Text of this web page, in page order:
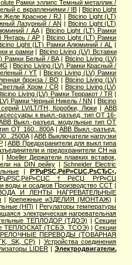
Рамки эллипс Темный металлик /
с вкраплениями / IB|Bticino Light
Желе Красное / RJ | Bticino Light (LT)
Лазурный / AN | Bticino Light (LT)
/ AA| Bticino Light (LT) Рамки
Янтарь / AP |Bticino Light (LT) Рамки
Light (LT) Рамки Алюминий / AL
|
и рамки| Bticino Living (LV) Вставки
Рамки Белый / BA| Bticino Living (LV)
|Bticino Living (LV) Рамки Красный /
/ YT |Bticino Living (LV) Рамки
бронза / BO | Bticino Living (LV)
Хром / CR| Bticino Living (LV)
Living (LV) Рамки Терракот / TR |
Рамки Черный Никель / NN |Bticino
LV/LT/TH, Коробки, Люки| ABB
к выкл.-разъед. тип OT 16-
Выкл.-разъед. модульные тип OT
OT 160...800A|ABB Выкл.-разъед.
| ABB Выключатели нагрузки
|ABB Предохранители для выкл типа
и предохранители CH на
Moeller Держатели плавких вставок,
на DIN рейку | Schneider Electric
|Р’РµРЅС‚РёР»СЏС‚РѕСЂС‹,
РґР»СЏ
воды и осадков Производство ССТ|
И ЛЕНТЫ НАГРЕВАТЕЛЬНЫЕ
|Крепежные иЗДЕЛИЯ (МОНТАЖ) |
(НП) |Регулаторы температуры
электрическая нагревательная
ТЕПЛОДОР (ТДОЭ) |Секции
ТЕПЛОСКАТ (ТСБЭ, ТСОЭ) |Секции
ПЕРЕВОДЫ (ТОВАРНАЯ
SK, СР) | Устройства соединения
LIDER | Электродвигатели.